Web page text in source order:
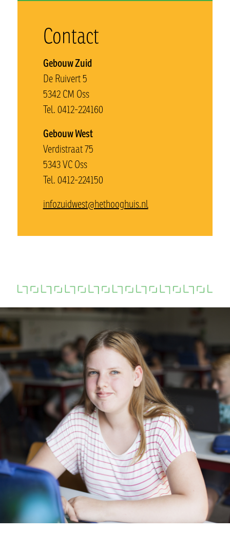
Contact
Gebouw Zuid
De Ruivert 5
5342 CM Oss
Tel. 0412-224160
Gebouw West
Verdistraat 75
5343 VC Oss
Tel. 0412-224150
infozuidwest@hethooghuis.nl